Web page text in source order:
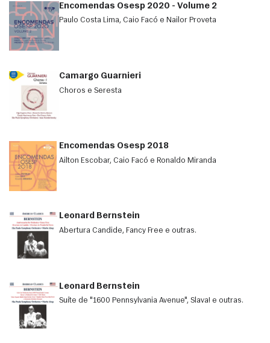
Encomendas Osesp 2020 - Volume 2
Paulo Costa Lima, Caio Facó e Nailor Proveta
Camargo Guarnieri
Choros e Seresta
Encomendas Osesp 2018
Ailton Escobar, Caio Facó e Ronaldo Miranda
Leonard Bernstein
Abertura Candide, Fancy Free e outras.
Leonard Bernstein
Suíte de "1600 Pennsylvania Avenue", Slava! e outras.